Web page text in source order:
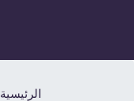
الرئيسية